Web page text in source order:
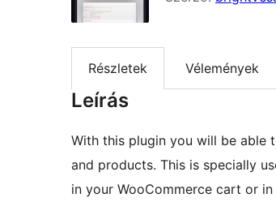
Részletek Vélemények
Leírás
With this plugin you will be able
and products. This is specially
in your WooCommerce cart or